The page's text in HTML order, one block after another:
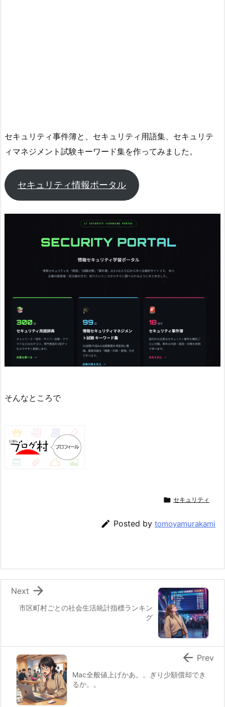
セキュリティ事件簿と、セキュリティ用語集、セキュリテ
ィマネジメント試験キーワード集を作ってみました。
セキュリティ情報ポータル
そんなところで
 セキュリティ
 Posted by tomoyamurakami
市区町村ごとの社会生活統計指標ランキン
グ

Next
Mac全般値上げかあ。。ぎり少額償却でき
るか。。
 Prev